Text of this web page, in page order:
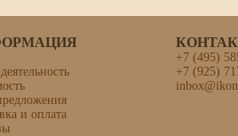
и София
и оплата
+7 (495)
+7 (925)